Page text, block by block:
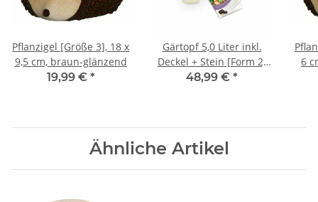
Pflanzigel [Größe 3], 18 x
9,5 cm, braun-glänzend
19,99 € *
Gärtopf 5,0 Liter inkl.
Deckel + Stein [Form 2]
braun
48,99 € *
6
Ähnliche Artikel